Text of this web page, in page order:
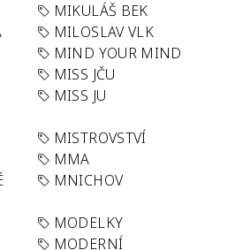
MIKULÁŠ BEK
MILOSLAV VLK
MIND YOUR MIND
MISS JČU
MISS JU
MISTROVSTVÍ
MMA
MNICHOV
MODELKY
MODERNÍ